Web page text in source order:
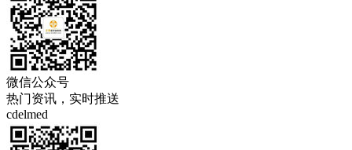
微信公众号
热门资讯，实时推送
cdelmed